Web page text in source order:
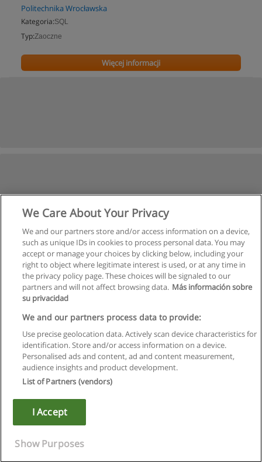
Politechnika Wrocławska
Kategoria:SQL
Typ:Zaoczne
Więcej informacji
Regulamin
Polityka ochrony danych osobowych
Copyright © Educaedu Business S.L. - CIF : B-95610580: -
We Care About Your Privacy
We and our partners store and/or access information on a device,
such as unique IDs in cookies to process personal data. You may
accept or manage your choices by clicking below, including your
right to object where legitimate interest is used, or at any time in
the privacy policy page. These choices will be signaled to our
partners and will not affect browsing data. Más información sobre
su privacidad
We and our partners process data to provide:
Use precise geolocation data. Actively scan device characteristics for
identification. Store and/or access information on a device.
Personalised ads and content, ad and content measurement,
audience insights and product development.
List of Partners (vendors)
I Accept
Show Purposes